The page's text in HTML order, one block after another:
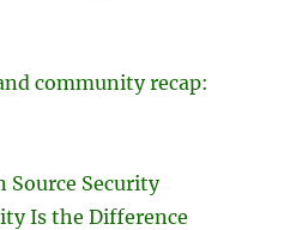
community recap:
Source Security
Is the Difference